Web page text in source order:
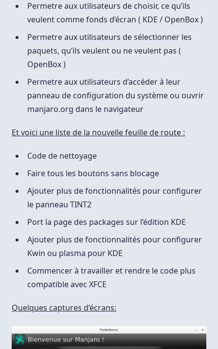
Permetre aux utilisateurs de choisir, ce qu’ils
veulent comme fonds d’écran ( KDE / OpenBox )
Permetre aux utilisateurs de sélectionner les
paquets, qu’ils veulent ou ne veulent pas (
OpenBox )
Permetre aux utilisateurs d’accéder à leur
panneau de configuration du système ou ouvrir
manjaro.org dans le navigateur
Et voici une liste de la nouvelle feuille de route :
Code de nettoyage
Faire tous les boutons sans blocage
Ajouter plus de fonctionnalités pour configurer
le panneau TINT2
Port la page des packages sur l’édition KDE
Ajouter plus de fonctionnalités pour configurer
Kwin ou plasma pour KDE
Commencer à travailler et rendre le code plus
compatible avec XFCE
Quelques captures d’écrans: